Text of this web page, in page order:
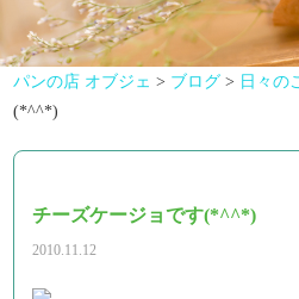
パンの店 オブジェ > ブログ > 日々の
(*^^*)
チーズケージョです(*^^*)
2010.11.12